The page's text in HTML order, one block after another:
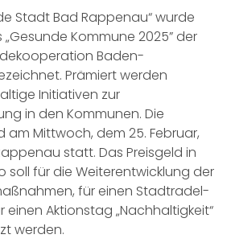
Stadt Bad Rappenau“ wurde
Kommune 2025” der
Baden-
Prämiert werden
Initiativen zur
in den Kommunen. Die
am Mittwoch, dem 25. Februar,
statt. Das Preisgeld in
soll für die Weiterentwicklung der
für einen Stadtradel-
Aktionstag „Nachhaltigkeit“
werden.